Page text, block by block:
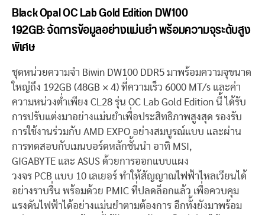
Black Opal OC Lab Gold Edition DW100
192GB: จัดการข้อมูลอย่างแม่นยำ พร้อมความจุระดับสูง
พิเศษ
ชุดหน่วยความจำ Biwin DW100 DDR5 มาพร้อมความจุขนาด
ใหญ่ถึง 192GB (48GB × 4) ที่ความเร็ว 6000 MT/s และค่า
ความหน่วงต่ำเพียง CL28 รุ่น OC Lab Gold Edition นี้ ได้รับ
การปรับแต่งมาอย่างแม่นยำเพื่อประสิทธิภาพสูงสุด รองรับ
การใช้งานร่วมกับ AMD EXPO อย่างสมบูรณ์แบบ และผ่าน
การทดสอบกับเมนบอร์ดหลักชั้นนำ อาทิ MSI,
GIGABYTE และ ASUS ด้วยการออกแบบแผง
วงจร PCB แบบ 10 เลเยอร์ ทำให้สัญญาณไฟฟ้าไหลเวียนได้
อย่างราบรื่น พร้อมด้วย PMIC ที่ปลดล็อกแล้ว เพื่อควบคุม
แรงดันไฟฟ้าได้อย่างแม่นยำตามต้องการ อีกทั้งยังมาพร้อม